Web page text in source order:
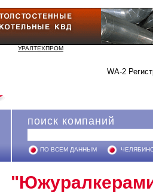
УРАЛТЕХПРОМ
WA-2
поиск компаний
ПО ВСЕМ ДАННЫМ